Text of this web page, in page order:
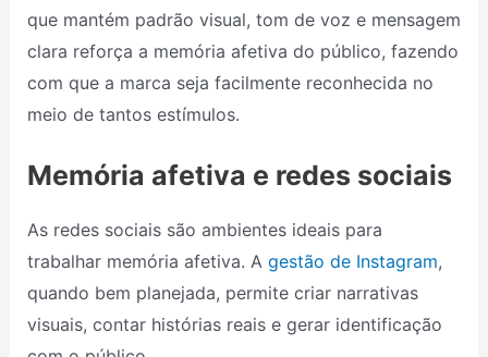
que mantém padrão visual, tom de voz e mensagem
clara reforça a memória afetiva do público, fazendo
com que a marca seja facilmente reconhecida no
meio de tantos estímulos.
Memória afetiva e redes sociais
As redes sociais são ambientes ideais para
trabalhar memória afetiva. A gestão de Instagram,
quando bem planejada, permite criar narrativas
visuais, contar histórias reais e gerar identificação